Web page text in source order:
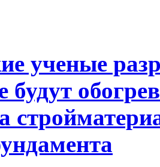
ученые
будут